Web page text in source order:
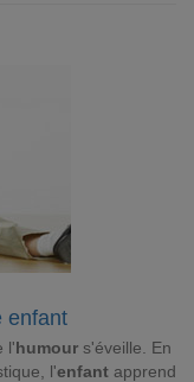
enfant
l'humour s'éveille. En
l'enfant apprend